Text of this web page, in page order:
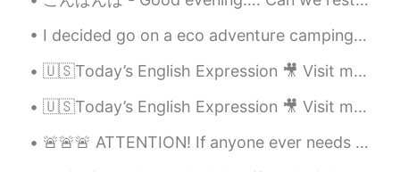
I decided go on a eco adventure camping trip. My car is electric powered hybrid. I was suppose ...
🇺🇸Today’s English Expression 🎥 Visit my YouTube channel to learn more 👉https://bit.ly/3fwv3Av
🇺🇸Today’s English Expression 🎥 Visit my YouTube channel to learn more 👉https://bit.ly/3fwv3Av
🚨🚨🚨 ATTENTION! If anyone ever needs music recommendations, message me!! I would love to share mus...